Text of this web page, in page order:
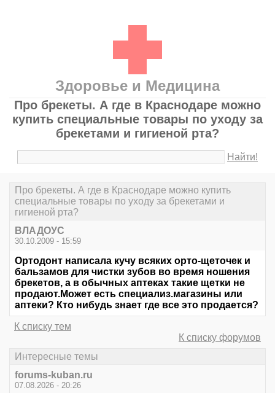
Здоровье и Медицина
Про брекеты. А где в Краснодаре можно
купить специальные товары по уходу за
брекетами и гигиеной рта?
Найти!
Про брекеты. А где в Краснодаре можно купить
специальные товары по уходу за брекетами и
гигиеной рта?
ВЛАДОУС
30.10.2009 - 15:59
Ортодонт написала кучу всяких орто-щеточек и
бальзамов для чистки зубов во время ношения
брекетов, а в обычных аптеках такие щетки не
продают.Может есть специализ.магазины или
аптеки? Кто нибудь знает где все это продается?
К списку тем
К списку форумов
Интересные темы
forums-kuban.ru
07.08.2026 - 20:26